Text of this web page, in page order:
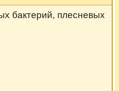
бактерий, плесневых